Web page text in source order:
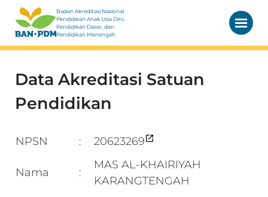
Badan Akreditasi Nasional
Pendidikan Anak Usia Dini,
Pendidikan Dasar, dan
Pendidikan Menengah
Data Akreditasi Satuan
Pendidikan
NPSN : 20623269
Nama :
MAS AL-KHAIRIYAH
KARANGTENGAH